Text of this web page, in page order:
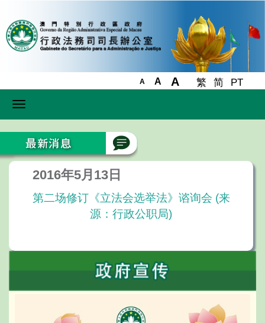
A A A 繁 简 PT
Toggle
2016年5月13日
第二场修订《立法会选举法》谘询会 (来
源：行政公职局)